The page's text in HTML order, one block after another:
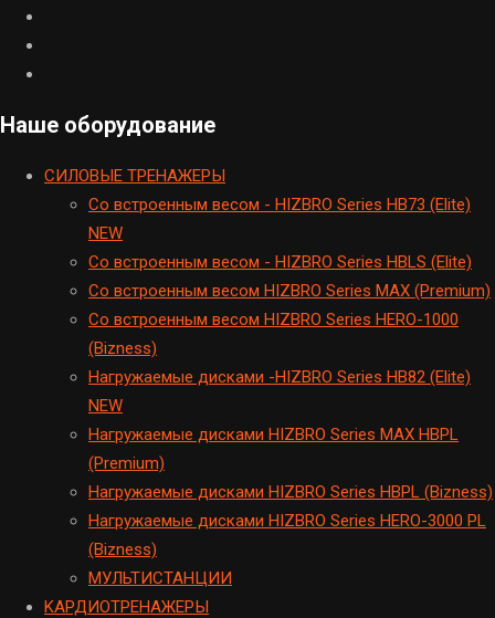
Наше оборудование
CИЛОВЫЕ ТРЕНАЖЕРЫ
Cо встроенным весом - HIZBRO Series HB73 (Elite)
NEW
Cо встроенным весом - HIZBRO Series HBLS (Elite)
Со встроенным весом HIZBRO Series MAX (Premium)
Cо встроенным весом HIZBRO Series HERO-1000
(Bizness)
Hагружаемые дисками -HIZBRO Series HB82 (Elite)
NEW
Нагружаемые дисками HIZBRO Series MAX HBPL
(Premium)
Hагружаемые дисками HIZBRO Series HBPL (Bizness)
Hагружаемые дисками HIZBRO Series HERO-3000 PL
(Bizness)
МУЛЬТИСТАНЦИИ
KАРДИОТРЕНАЖЕРЫ